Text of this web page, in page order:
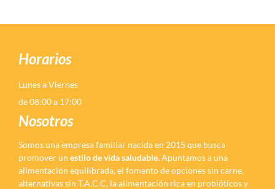
Horarios
Lunes a Viernes
de 08:00 a 17:00
Nosotros
Somos una empresa familiar nacida en 2015 que busca
promover un estilo de vida saludable.Apuntamos a una
alimentación equilibrada, el fomento de opciones sin carne,
alternativas sin T.A.C.C, la alimentación rica en probióticos y